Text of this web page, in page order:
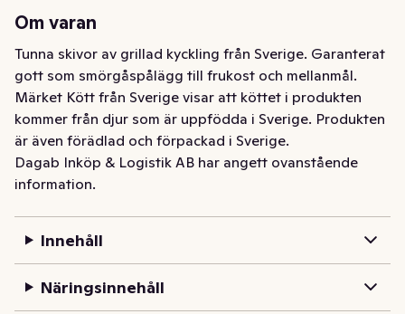
Om varan
Tunna skivor av grillad kyckling från Sverige. Garanterat
gott som smörgåspålägg till frukost och mellanmål.
Märket Kött från Sverige visar att köttet i produkten
kommer från djur som är uppfödda i Sverige. Produkten
är även förädlad och förpackad i Sverige.
Dagab Inköp & Logistik AB har angett ovanstående
information.
Innehåll
Näringsinnehåll